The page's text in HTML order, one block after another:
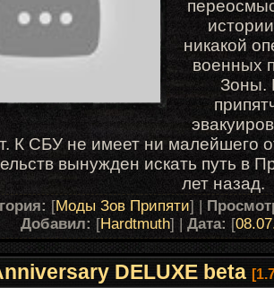
никакой
военных
Зоны.
К СБУ не имеет ни малейшего
вынужден искать путь в
лет назад.
[Моды Зов Припяти] |
Добавил: [Hardtmuth] | Дата: [
DELUXE beta